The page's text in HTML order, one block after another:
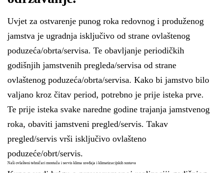
Uvjet za ostvarenje punog roka redovnog i produženog
jamstva je ugradnja isključivo od strane ovlaštenog
poduzeća/obrta/servisa. Te obavljanje periodičkih
godišnjih jamstvenih pregleda/servisa od strane
ovlaštenog poduzeća/obrta/servisa. Kako bi jamstvo bilo
valjano kroz čitav period, potrebno je prije isteka prve.
Te prije isteka svake naredne godine trajanja jamstvenog
roka, obaviti jamstveni pregled/servis. Takav
pregled/servis vrši isključivo ovlašteno
poduzeće/obrt/servis.
Naši ovlašteni tehničari montaža i servis klima uređaja i klimatizacijskih sustava